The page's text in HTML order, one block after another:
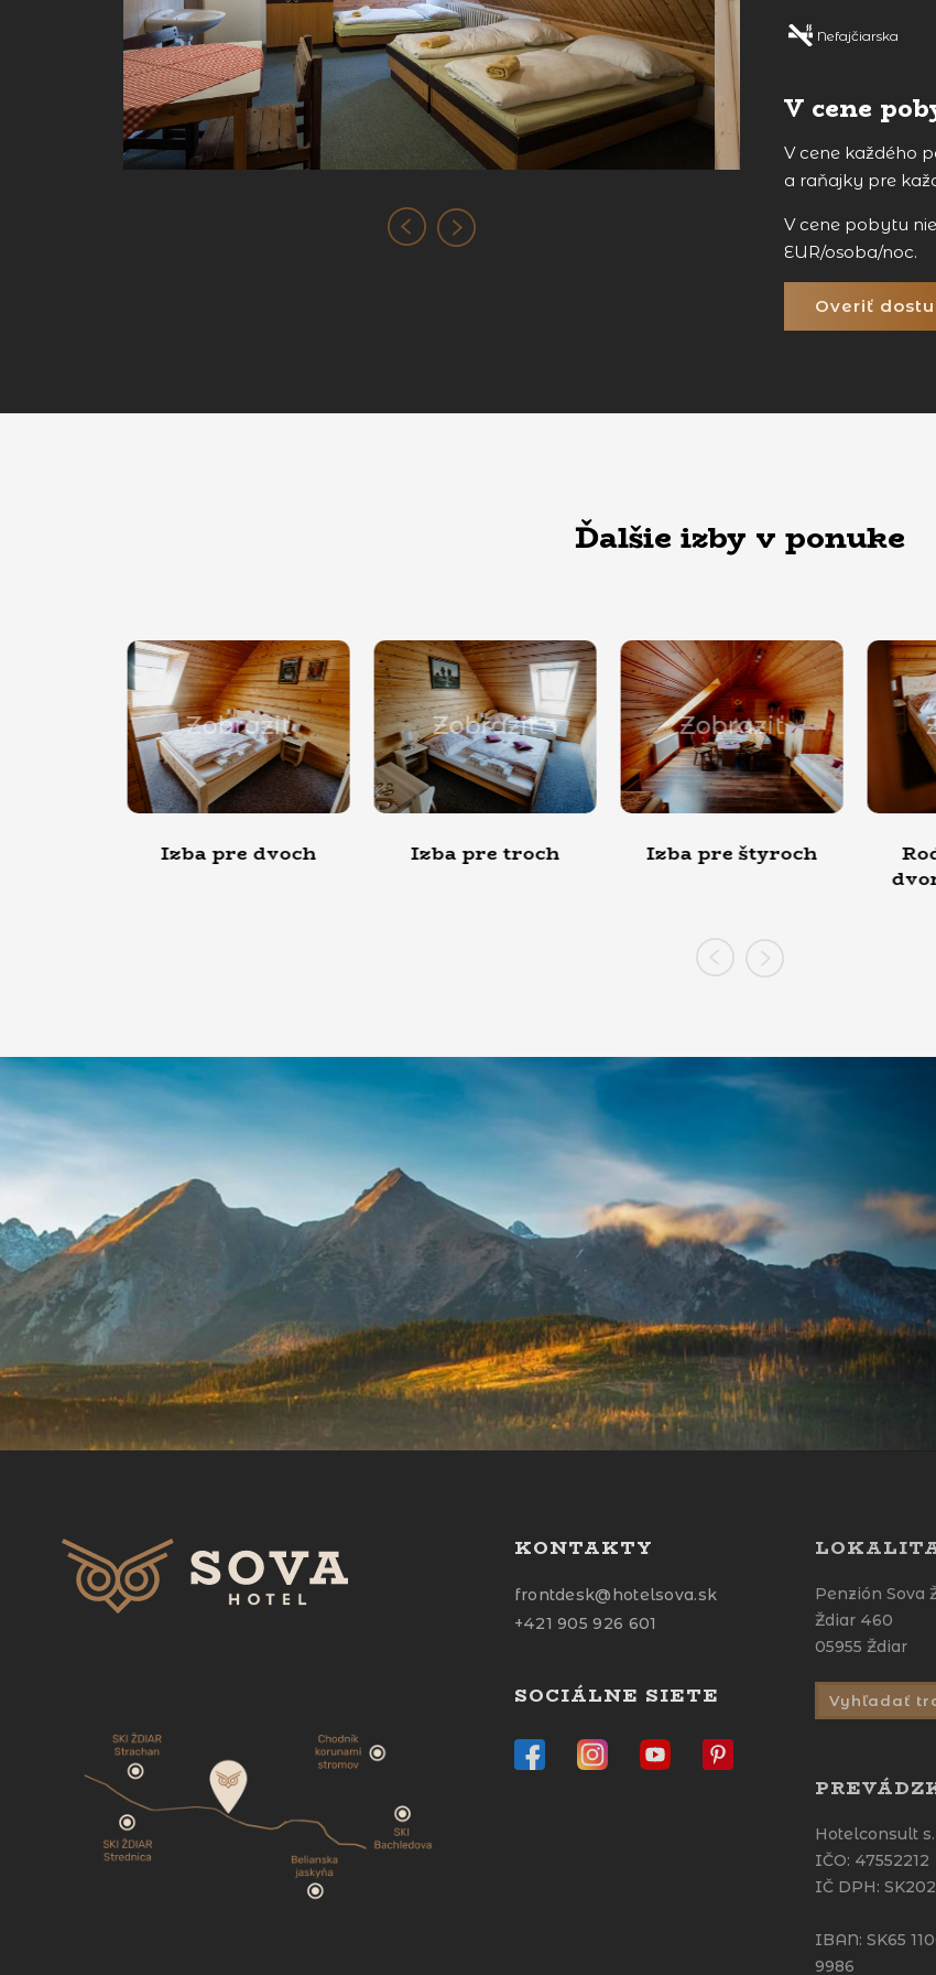
Nefajčiarska
V cene
V cene každého
a raňajky pre
V cene pobytu
EUR/osoba/noc.
Overiť
Ďalšie izby v ponuke
Zobraziť
Izba pre troch
Zobraziť
Izba pre štyroch
Zobraziť
Rodinná izba s
KONTAKTY
frontdesk@hotelsova.sk
+421 905 926 601
SOCIÁLNE SIETE
Penzión Sova
Ždiar 460
05955 Ždiar
Vyhľadať
Hotelconsult
IČO: 47552212
IČ DPH:
IBAN: SK65
9986